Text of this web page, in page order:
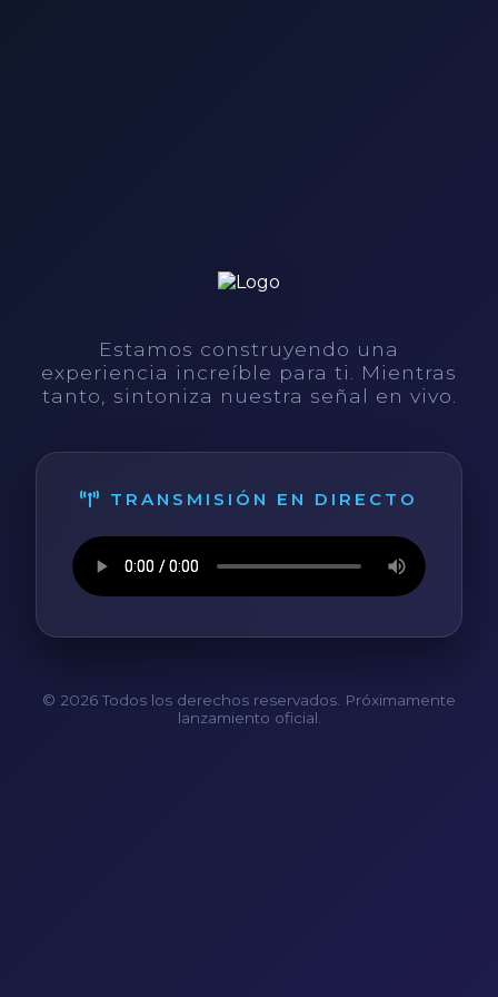
Estamos construyendo una
experiencia increíble para ti. Mientras
tanto, sintoniza nuestra señal en vivo.
TRANSMISIÓN EN DIRECTO
© 2026 Todos los derechos reservados. Próximamente
lanzamiento oficial.